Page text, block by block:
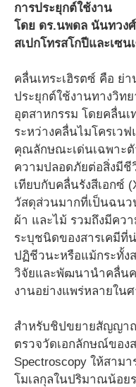
การประยุกต์ใช้งาน
โดย ดร.นพดล นันทวง
สเปกโทรสโกปีและเซน
คลื่นเทระเฮิรตซ์ คือ ย่
ประยุกต์ใช้งานทางวิท
อุตสาหกรรม โดยคลื่น
ระหว่างคลื่นไมโครเว
คุณลักษณะเด่นเฉพาะ
ความปลอดภัยต่อสิ่งมีชี
เทียบกับคลื่นรังสีเอกซ์
วัสดุส่วนมากที่เป็นฉน
ผ้า และไม้ รวมถึงมีคว
ระบุชนิดของสารเคมีที่
ปฏิชีวนะหรือแม้กระทั้ง
วิจัยและพัฒนานำคลื่น
งานอย่างแพร่หลายใน
สำหรับชิปขยายสัญญา
ตรวจวัดเอกลักษณ์ของ
Spectroscopy ให้สา
โมเลกุลในปริมาณน้อย